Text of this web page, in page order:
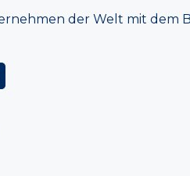
der Welt mit dem